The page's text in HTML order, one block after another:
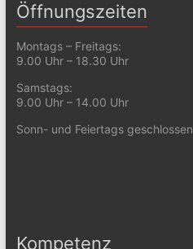
Öffnungszeiten
Montags – Freitags:
9.00 Uhr – 18.30 Uhr
Samstags:
9.00 Uhr – 14.00 Uhr
Sonn- und Feiertags geschlossen
Kompetenz